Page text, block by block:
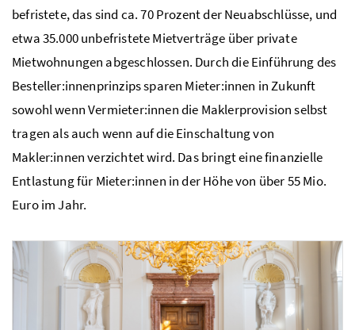
befristete, das sind ca. 70 Prozent der Neuabschlüsse, und
etwa 35.000 unbefristete Mietverträge über private
Mietwohnungen abgeschlossen. Durch die Einführung des
Besteller:innenprinzips sparen Mieter:innen in Zukunft
sowohl wenn Vermieter:innen die Maklerprovision selbst
tragen als auch wenn auf die Einschaltung von
Makler:innen verzichtet wird. Das bringt eine finanzielle
Entlastung für Mieter:innen in der Höhe von über 55 Mio.
Euro im Jahr.